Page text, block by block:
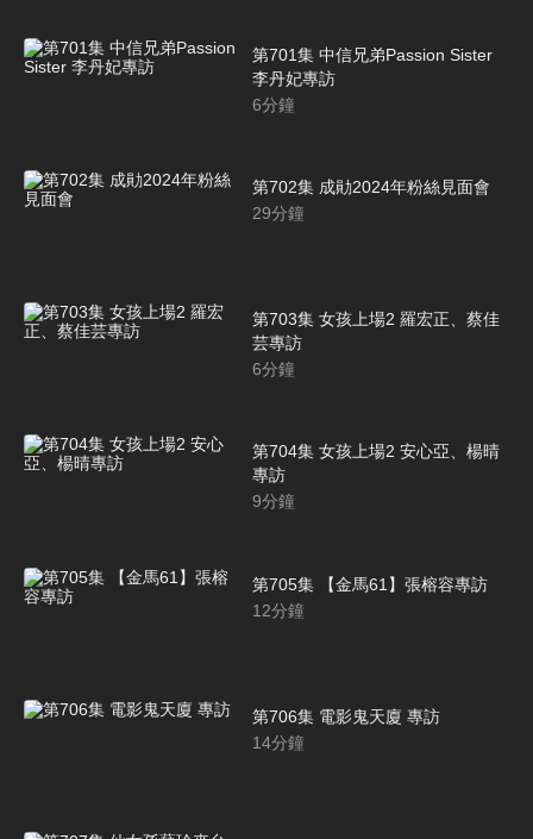
第701集 中信兄弟Passion Sister
李丹妃專訪
6分鐘
第702集 成勛2024年粉絲見面會
29分鐘
第703集 女孩上場2 羅宏正、蔡佳
芸專訪
6分鐘
第704集 女孩上場2 安心亞、楊晴
專訪
9分鐘
第705集 【金馬61】張榕容專訪
12分鐘
第706集 電影鬼天廈 專訪
14分鐘